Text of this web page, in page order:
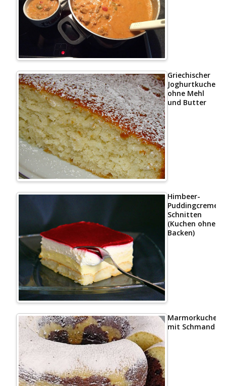
Griechischer
Joghurtkuchen
ohne Mehl
und Butter
Himbeer-
Puddingcreme
Schnitten
(Kuchen ohne
Backen)
Marmorkuchen
mit Schmand